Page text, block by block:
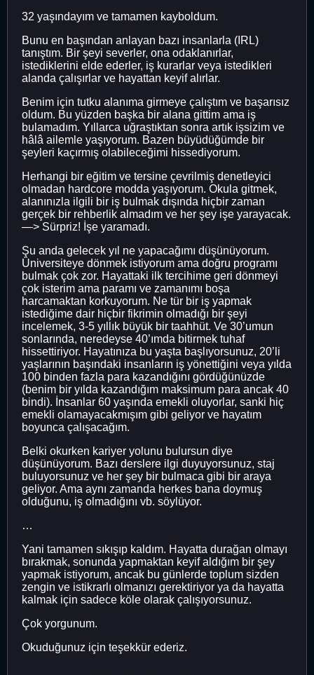
32 yaşındayım ve tamamen kayboldum.
Bunu en başından anlayan bazı insanlarla (IRL)
tanıştım. Bir şeyi severler, ona odaklanırlar,
istediklerini elde ederler, iş kurarlar veya istedikleri
alanda çalışırlar ve hayattan keyif alırlar.
Benim için tutku alanıma girmeye çalıştım ve başarısız
oldum. Bu yüzden başka bir alana gittim ama iş
bulamadım. Yıllarca uğraştıktan sonra artık işsizim ve
hâlâ ailemle yaşıyorum. Bazen büyüdüğümde bir
şeyleri kaçırmış olabileceğimi hissediyorum.
Herhangi bir eğitim ve tersine çevrilmiş denetleyici
olmadan hardcore modda yaşıyorum. Okula gitmek,
alanınızla ilgili bir iş bulmak dışında hiçbir zaman
gerçek bir rehberlik almadım ve her şey işe yarayacak.
—> Sürpriz! İşe yaramadı.
Şu anda gelecek yıl ne yapacağımı düşünüyorum.
Üniversiteye dönmek istiyorum ama doğru programı
bulmak çok zor. Hayattaki ilk tercihime geri dönmeyi
çok isterim ama paramı ve zamanımı boşa
harcamaktan korkuyorum. Ne tür bir iş yapmak
istediğime dair hiçbir fikrimin olmadığı bir şeyi
incelemek, 3-5 yıllık büyük bir taahhüt. Ve 30’umun
sonlarında, neredeyse 40’ımda bitirmek tuhaf
hissettiriyor. Hayatınıza bu yaşta başlıyorsunuz, 20’li
yaşlarının başındaki insanların iş yönettiğini veya yılda
100 binden fazla para kazandığını gördüğünüzde
(benim bir yılda kazandığım maksimum para ancak 40
bindi). İnsanlar 60 yaşında emekli oluyorlar, sanki hiç
emekli olamayacakmışım gibi geliyor ve hayatım
boyunca çalışacağım.
Belki okurken kariyer yolunu bulursun diye
düşünüyorum. Bazı derslere ilgi duyuyorsunuz, staj
buluyorsunuz ve her şey bir bulmaca gibi bir araya
geliyor. Ama aynı zamanda herkes bana doymuş
olduğunu, iş olmadığını vb. söylüyor.
…
Yani tamamen sıkışıp kaldım. Hayatta durağan olmayı
bırakmak, sonunda yapmaktan keyif aldığım bir şey
yapmak istiyorum, ancak bu günlerde toplum sizden
zengin ve istikrarlı olmanızı gerektiriyor ya da hayatta
kalmak için sadece köle olarak çalışıyorsunuz.
Çok yorgunum.
Okuduğunuz için teşekkür ederiz.